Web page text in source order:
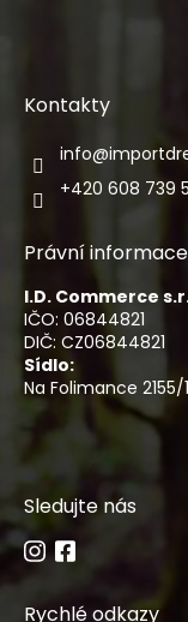
Kontakty
info@
+420 608 739
Právní informace
I.D. Commerce
IČO: 06844821
DIČ: CZ06844821
Sídlo:
Na Folimance 2155/
Sledujte nás
Rychlé odkazy